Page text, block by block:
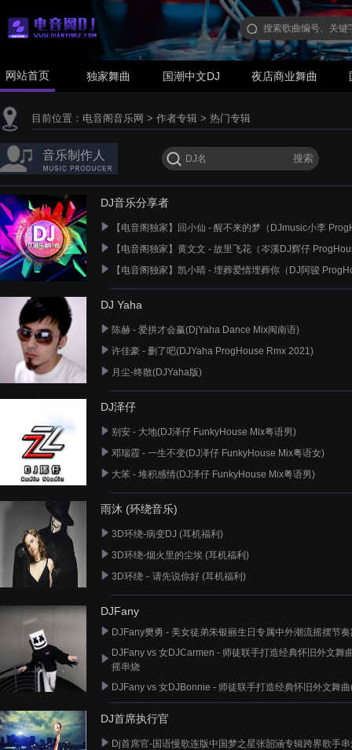
网站首页 独家舞曲 国潮中文DJ 夜店商业舞曲
目前位置： 电音阁音乐网 > 作者专辑 > 热门专辑
音乐制作人
DJ音乐分享者
【电音阁独家】回小仙 - 醒不来的梦（DJmusic小李
【电音阁独家】黄文文 - 故里飞花（岑溪DJ辉仔
【电音阁独家】凯小晴 - 埋葬爱情埋葬你（DJ阿骏
DJ Yaha
陈赫 - 爱拼才会赢(DjYaha Dance Mix闽南语)
许佳豪 - 删了吧(DJYaha ProgHouse Rmx 2021)
月尘-终散(DJYaha版)
DJ泽仔
别安 - 大地(DJ泽仔 FunkyHouse Mix粤语男)
邓瑞霞 - 一生不变(DJ泽仔 FunkyHouse Mix粤语女)
大笨 - 堆积感情(DJ泽仔 FunkyHouse Mix粤语男)
雨沐 (环绕音乐)
3D环绕-病变DJ (耳机福利)
3D环绕-烟火里的尘埃 (耳机福利)
3D环绕－请先说你好 (耳机福利)
DJFany
DJFany樊勇 - 美女徒弟朱银丽生日专属中外潮流摇摆节
DJFany vs 女DJCarmen - 师徒联手打造经典怀旧外文
摇串烧
DJFany vs 女DJBonnie - 师徒联手打造经典怀旧外文舞
DJ首席执行官
Dj首席官-国语慢歌连版中国梦之星张韶涵专辑跨界歌手